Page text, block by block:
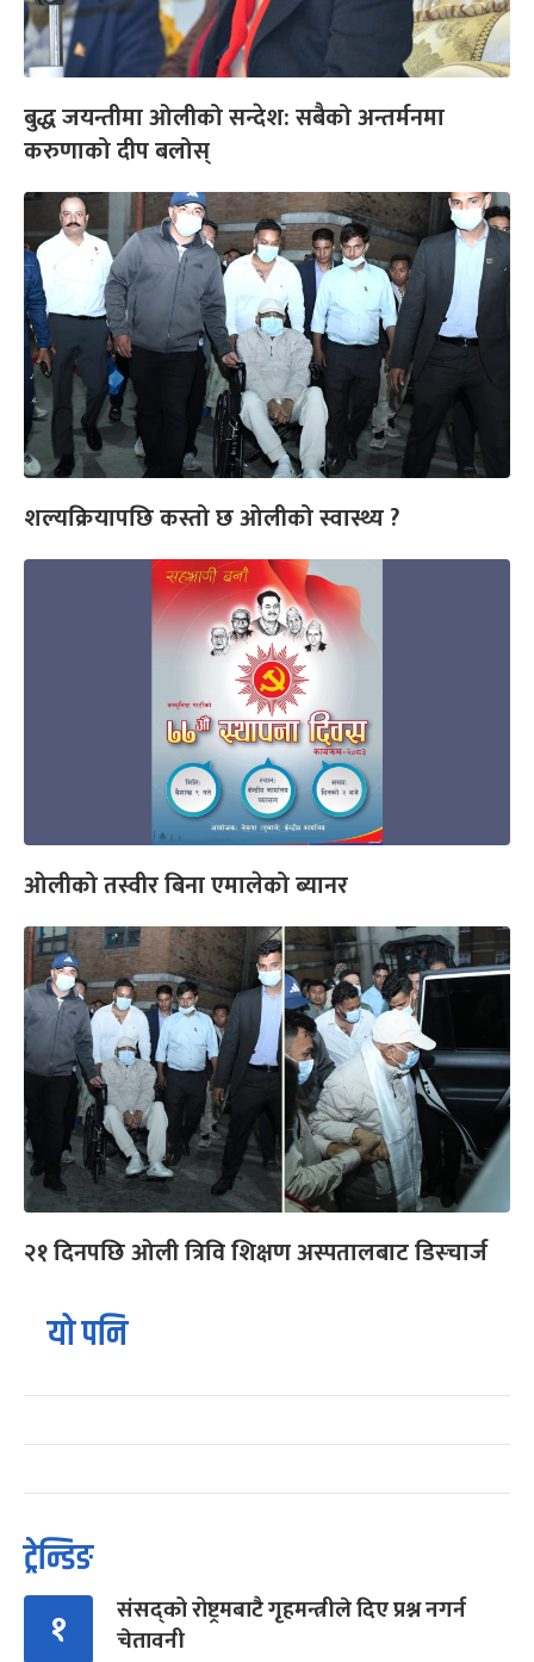
बुद्ध जयन्तीमा ओलीको सन्देश: सबैको अन्तर्मनमा
करुणाको दीप बलोस्
शल्यक्रियापछि कस्तो छ ओलीको स्वास्थ्य ?
ओलीको तस्वीर बिना एमालेको ब्यानर
२१ दिनपछि ओली त्रिवि शिक्षण अस्पतालबाट डिस्चार्ज
यो पनि
ट्रेन्डिङ
१
संसद्को रोष्ट्रमबाटै गृहमन्त्रीले दिए प्रश्न नगर्न
चेतावनी